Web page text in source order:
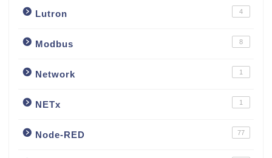
Lutron 4
Modbus 8
Network 1
NETx 1
Node-RED 77